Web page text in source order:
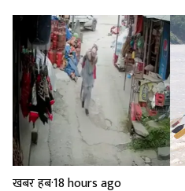
खबर हब·18 hours ago